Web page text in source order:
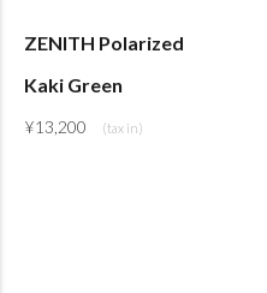
ZENITH Polarized
Kaki Green
¥13,200